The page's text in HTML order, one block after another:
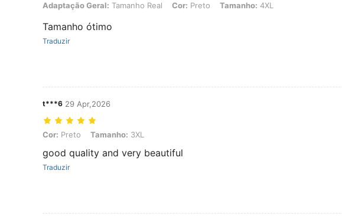
Adaptação Geral: Tamanho Real, Cor: Preto, Tamanho: 4XL
Adaptação Geral: Tamanho Real Cor: Preto Tamanho: 4XL
Tamanho ótimo
Traduzir
t***6 29 Apr,2026
Cor: Preto, Tamanho: 3XL
Cor: Preto Tamanho: 3XL
good quality and very beautiful
Traduzir